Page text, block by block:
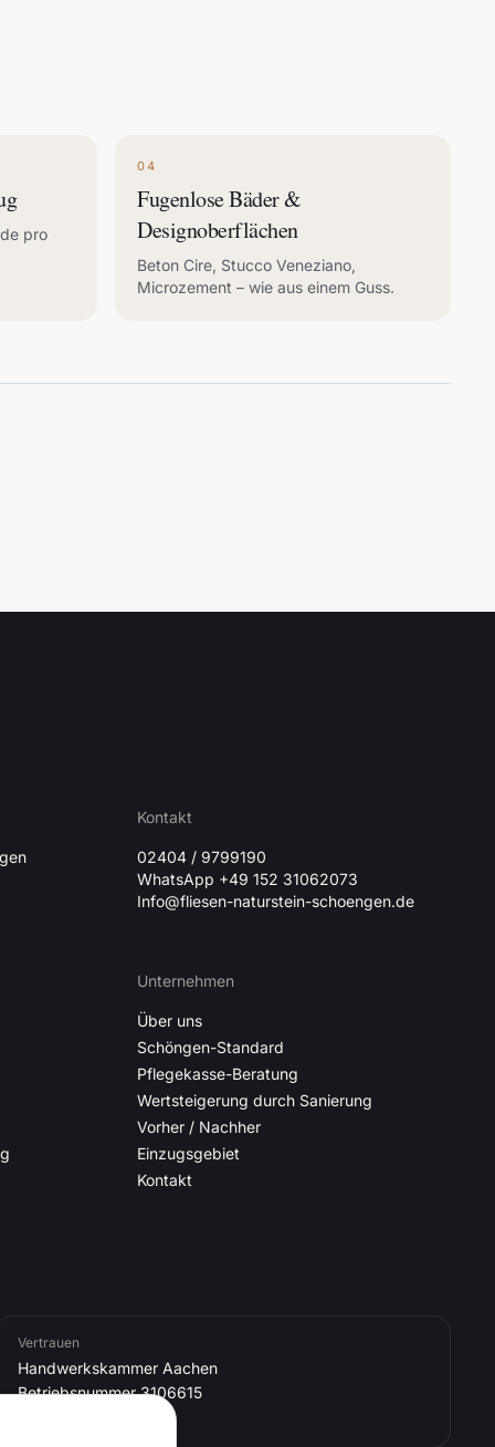
pro
04
Fugenlose Bäder &
Designoberflächen
Beton Cire, Stucco Veneziano,
Microzement – wie aus einem Guss.
Kontakt
02404 / 9799190
WhatsApp +49 152 31062073
Info@fliesen-naturstein-schoengen.de
Unternehmen
Über uns
Schöngen-Standard
Pflegekasse-Beratung
Wertsteigerung durch Sanierung
Vorher / Nachher
Einzugsgebiet
Kontakt
Vertrauen
Handwerkskammer Aachen
Betriebsnummer 3106615